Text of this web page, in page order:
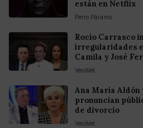
están en Netflix
Perro Páramo
Rocío Carrasco
irregularidades
Camila y José
VecoVet
Ana María Aldón
pronuncian
de divorcio
VecoVet